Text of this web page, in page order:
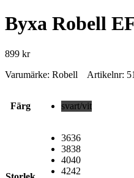
Byxa Robell
899 kr
Varumärke: Robell Artikelnr:
Färg svart/vit
3636
3838
4040
4242